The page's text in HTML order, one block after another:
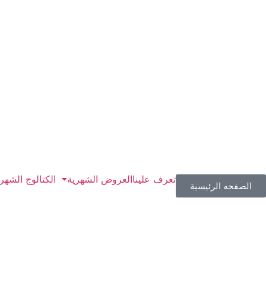
الكتالوج العروض الشهريةتعرف علينا
الصفحه الرئيسية